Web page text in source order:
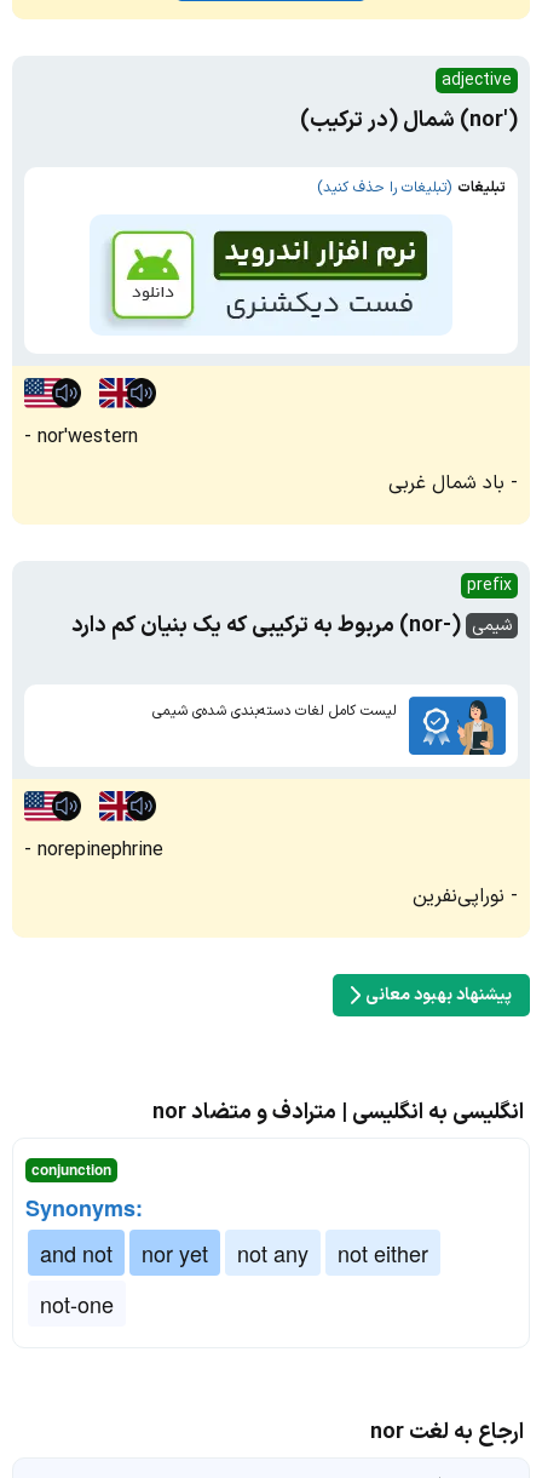
adjective
('nor) شمال (در ترکیب)
تبلیغات (تبلیغات را حذف کنید)
nor'western
باد شمال غربی
prefix
شیمی (-nor) مربوط به ترکیبی که یک بنیان کم دارد
لیست کامل لغات دسته‌بندی شده‌ی شیمی
norepinephrine
نوراپی‌نفرین
پیشنهاد بهبود معانی
انگلیسی به انگلیسی | مترادف و متضاد nor
conjunction
Synonyms:
and not
nor yet not any
not either
not-one
ارجاع به لغت nor